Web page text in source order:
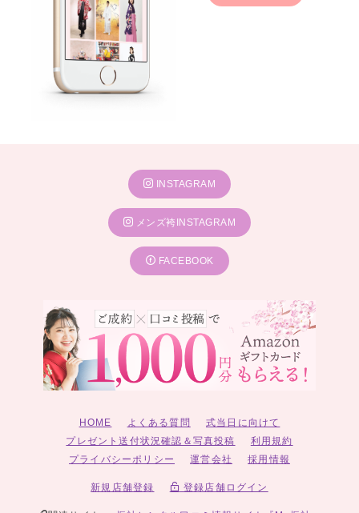
INSTAGRAM
メンズ袴INSTAGRAM
FACEBOOK
HOME よくある質問
式当日に向けて
プレゼント送付状況確認＆写真投稿
利用規約
プライバシーポリシー
運営会社 採用情報
新規店舗登録 登録店舗ログイン